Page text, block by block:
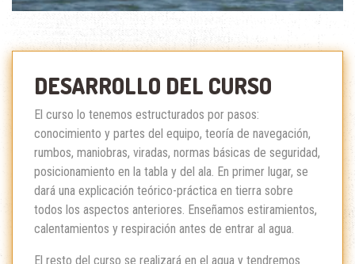
DESARROLLO DEL CURSO
El curso lo tenemos estructurados por pasos:
conocimiento y partes del equipo, teoría de navegación,
rumbos, maniobras, viradas, normas básicas de seguridad,
posicionamiento en la tabla y del ala. En primer lugar, se
dará una explicación teórico-práctica en tierra sobre
todos los aspectos anteriores. Enseñamos estiramientos,
calentamientos y respiración antes de entrar al agua.
El resto del curso se realizará en el agua y tendremos